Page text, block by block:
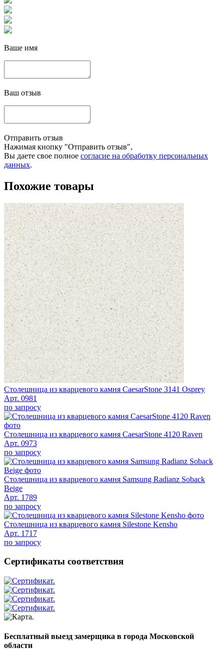
Ваше имя
Ваш отзыв
Отправить отзыв
Нажимая кнопку "Отправить отзыв",
Вы даете свое полное согласие на обработку персональных
данных.
Похожие товары
Столешница из кварцевого камня CaesarStone 3141 Osprey
Арт. 0981
по запросу
Столешница из кварцевого камня CaesarStone 4120 Raven
Арт. 0973
по запросу
Столешница из кварцевого камня Samsung Radianz Soback
Beige
Арт. 1789
по запросу
Столешница из кварцевого камня Silestone Kensho
Арт. 1717
по запросу
Сертификаты соответствия
Бесплатный выезд замерщика в города Московской
области